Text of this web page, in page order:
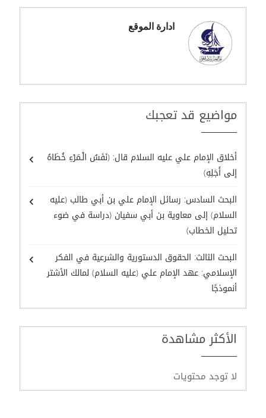
ادارة الموقع
مواضيع قد تعجبك
أخلاق الإمام علي عليه السلام قال: (نَفَسُ الْـمَرْءِ خُطَاهُ
إلى أَجَلِهِ)
البحث السادس: رسائل الإمام علي بن أبي طالب (عليه
السلام) إلى معاوية بن أبي سفيان (دراسة في ضوء
تحليل الخطاب)
البحث الثالث: الحقوق الدستورية والشرعية في الفكر
الإسلامي: عهد الإمام علي (عليه السلام) لمالك الأشتر
أنموذجًا
الأكثر مشاهدة
لا توجد محتويات